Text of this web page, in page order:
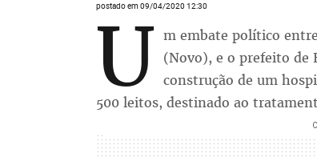
postado em 09/04/2020 12:30
U m embate político
(Novo), e o prefeito de
construção de um
500 leitos, destinado ao